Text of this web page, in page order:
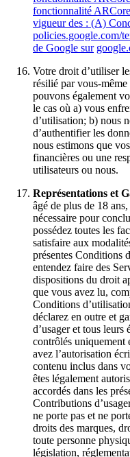
fonctionnalité
vigueur des : (A)
policies.google.com/
de Google sur
Votre droit d’utiliser
résilié par vous-
pouvons également
le cas où a) vous
d’utilisation; b) nous
d’authentifier les
nous estimons que
financières ou une
utilisateurs ou nous.
Représentations et
âgé de plus de 18
nécessaire pour
possédez toutes les
satisfaire aux
présentes Conditions
entendez faire des
dispositions du droit
que vous avez lu,
Conditions
déclarez en outre et
d’usager et tous leurs
contrôlés uniquement
avez l’autorisation
contenu inclus dans
êtes légalement
accordés dans les
Contributions
ne porte pas et ne
droits des marques,
toute personne
législation,